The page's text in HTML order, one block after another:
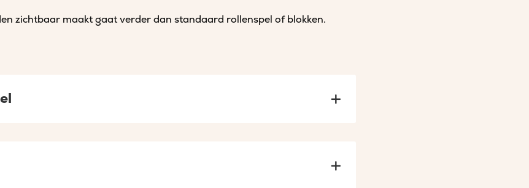
zichtbaar maakt gaat verder dan standaard rollenspel of blokken.